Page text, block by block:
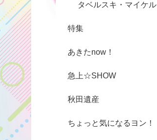
タベルスキ・マイケル
特集
あきたnow！
急上☆SHOW
秋田遺産
ちょっと気になるヨン！